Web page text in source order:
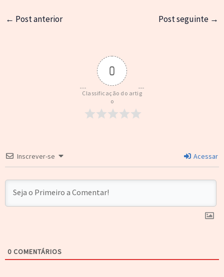
← Post anterior Post seguinte →
0
Classificação do artig
o
Inscrever-se Acessar
0 COMENTÁRIOS